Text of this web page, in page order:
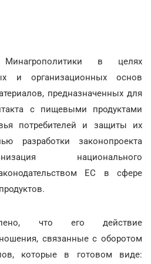
в целях
и организационных основ
предназначенных для
с пищевыми продуктами
потребителей и защиты их
разработки законопроекта
национального
ЕС в сфере
что его действие
связанные с оборотом
которые в готовом виде: